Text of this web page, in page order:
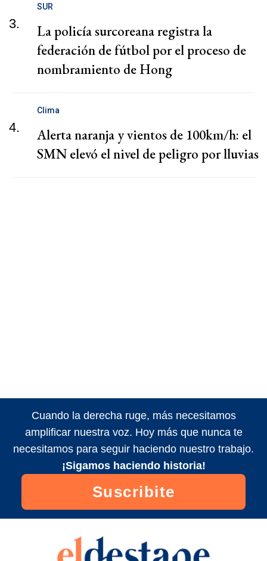
3.
SUR
La policía surcoreana registra la
federación de fútbol por el proceso de
nombramiento de Hong
4.
Clima
Alerta naranja y vientos de 100km/h: el
SMN elevó el nivel de peligro por lluvias
Cuando la derecha ruge, más necesitamos
amplificar nuestra voz. Hoy más que nunca te
necesitamos para seguir haciendo nuestro trabajo.
¡Sigamos haciendo historia!
Suscribite